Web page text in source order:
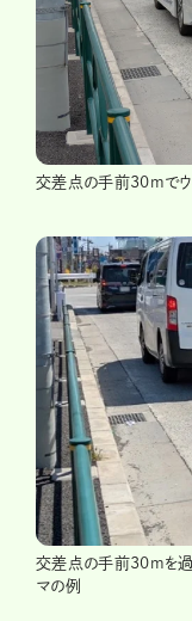
交差点の手前30mでウ
交差点の手前30mを過
マの例